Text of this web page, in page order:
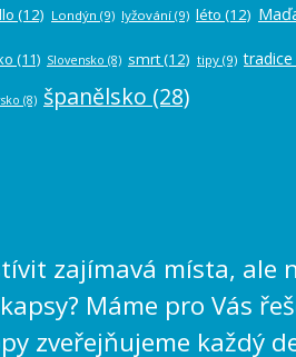
(12) Londýn (9) lyžování (9) léto (12)
(11) Slovensko (8) smrt(12) tipy (9) tradice
(8) španělsko (28)
zajímavá místa, ale
Máme pro Vás
zveřejňujeme každý